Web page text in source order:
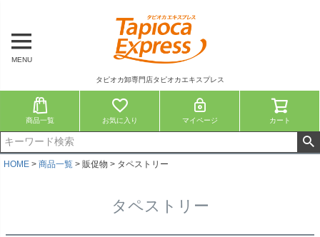
MENU
タピオカ卸専門店タピオカエキスプレス
商品一覧 お気に入り マイページ カート
HOME 商品一覧 販促物 タペストリー
タペストリー